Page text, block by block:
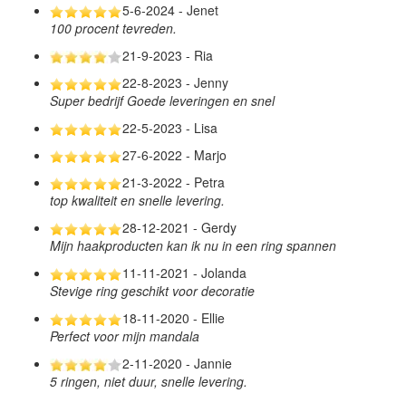
5-6-2024 - Jenet
100 procent tevreden.
21-9-2023 - Ria
22-8-2023 - Jenny
Super bedrijf Goede leveringen en snel
22-5-2023 - Lisa
27-6-2022 - Marjo
21-3-2022 - Petra
top kwaliteit en snelle levering.
28-12-2021 - Gerdy
Mijn haakproducten kan ik nu in een ring spannen
11-11-2021 - Jolanda
Stevige ring geschikt voor decoratie
18-11-2020 - Ellie
Perfect voor mijn mandala
2-11-2020 - Jannie
5 ringen, niet duur, snelle levering.